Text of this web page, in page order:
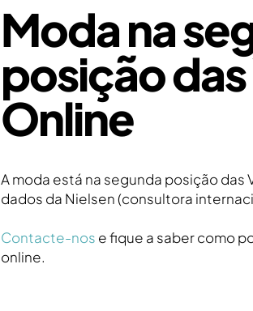
Moda na
posição
Online
A moda está na segunda posição das
dados da Nielsen (consultora
Contacte-nos e fique a saber como
online.